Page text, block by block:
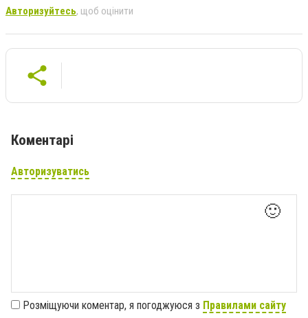
Авторизуйтесь, щоб оцінити
Коментарі
Авторизуватись
🙂
Розміщуючи коментар, я погоджуюся з Правилами сайту